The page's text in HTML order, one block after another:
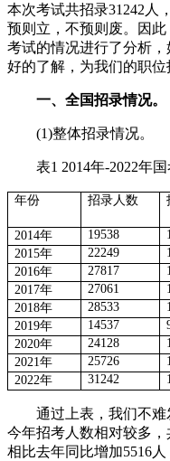
本次考试共招录31242人
预则立，不预则废。因
考试的情况进行了分析
好的了解，为我们的职位
一、全国招录情况。
(1)整体招录情况。
表1 2014年-2022年
年份 招录人数
2014年
19538
2015年
22249
2016年
27817
2017年
27061
2018年
28533
2019年
14537
2020年
24128
2021年
25726
2022年
31242
通过上表，我们不难
今年招考人数相对较多，
相比去年同比增加5516